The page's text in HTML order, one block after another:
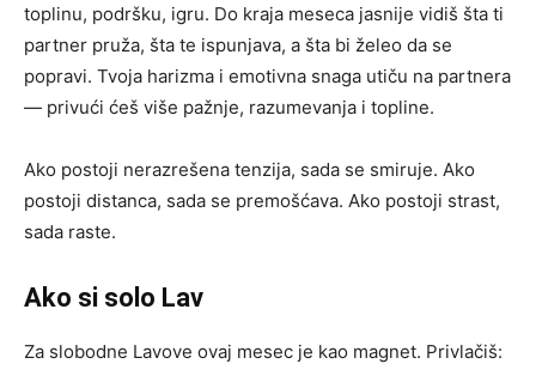
toplinu, podršku, igru. Do kraja meseca jasnije vidiš šta ti
partner pruža, šta te ispunjava, a šta bi želeo da se
popravi. Tvoja harizma i emotivna snaga utiču na partnera
— privući ćeš više pažnje, razumevanja i topline.
Ako postoji nerazrešena tenzija, sada se smiruje. Ako
postoji distanca, sada se premošćava. Ako postoji strast,
sada raste.
Ako si solo Lav
Za slobodne Lavove ovaj mesec je kao magnet. Privlačiš: